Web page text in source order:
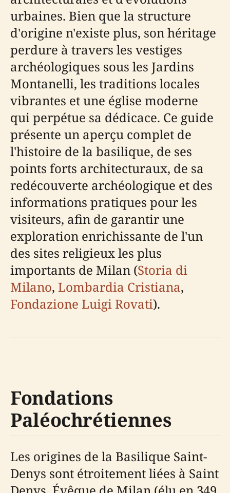
urbaines. Bien que la structure
d'origine n'existe plus, son héritage
perdure à travers les vestiges
archéologiques sous les Jardins
Montanelli, les traditions locales
vibrantes et une église moderne
qui perpétue sa dédicace. Ce guide
présente un aperçu complet de
l'histoire de la basilique, de ses
points forts architecturaux, de sa
redécouverte archéologique et des
informations pratiques pour les
visiteurs, afin de garantir une
exploration enrichissante de l'un
des sites religieux les plus
importants de Milan (Storia di
Milano, Lombardia Cristiana,
Fondazione Luigi Rovati).
Fondations
Paléochrétiennes
Les origines de la Basilique Saint-
Denys sont étroitement liées à Saint